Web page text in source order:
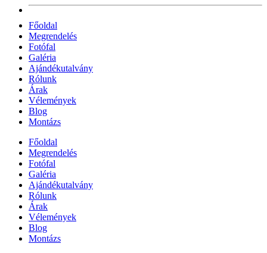
Főoldal
Megrendelés
Fotófal
Galéria
Ajándékutalvány
Rólunk
Árak
Vélemények
Blog
Montázs
Főoldal
Megrendelés
Fotófal
Galéria
Ajándékutalvány
Rólunk
Árak
Vélemények
Blog
Montázs